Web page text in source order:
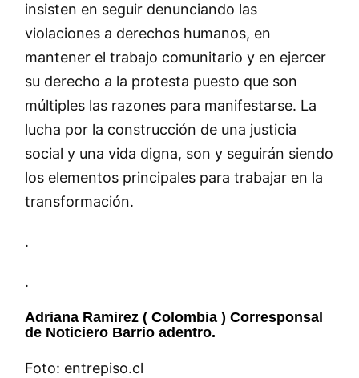
insisten en seguir denunciando las
violaciones a derechos humanos, en
mantener el trabajo comunitario y en ejercer
su derecho a la protesta puesto que son
múltiples las razones para manifestarse. La
lucha por la construcción de una justicia
social y una vida digna, son y seguirán siendo
los elementos principales para trabajar en la
transformación.
.
.
Adriana Ramirez ( Colombia ) Corresponsal
de Noticiero Barrio adentro.
Foto: entrepiso.cl